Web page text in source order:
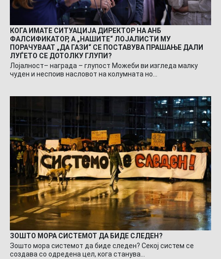
КОГА ИМАТЕ СИТУАЦИЈА ДИРЕКТОР НА АНБ
ФАЛСИФИКАТОР, А „НАШИТЕ“ ЛОЈАЛИСТИ МУ
ПОРАЧУВААТ „ДА ГАЗИ“ СЕ ПОСТАВУВА ПРАШАЊЕ ДАЛИ
ЛУЃЕТО СЕ ДОТОЛКУ ГЛУПИ?
Лојалност– награда – глупост Можеби ви изгледа малку
чуден и неспоив насловот на колумната но…
ЗОШТО МОРА СИСТЕМОТ ДА БИДЕ СЛЕДЕН?
Зошто мора системот да биде следен? Секој систем се
создава со одредена цел, кога станува…